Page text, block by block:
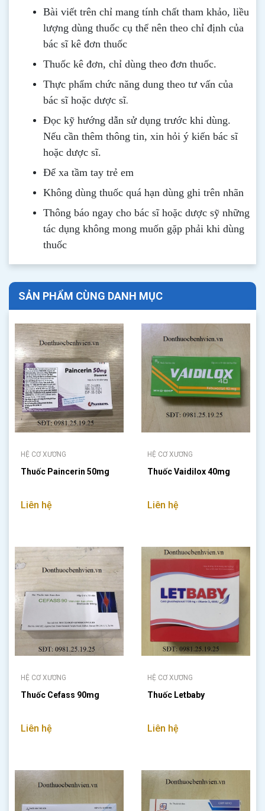
Bài viết trên chỉ mang tính chất tham khảo, liều
lượng dùng thuốc cụ thể nên theo chỉ định của
bác sĩ kê đơn thuốc
Thuốc kê đơn, chỉ dùng theo đơn thuốc.
Thực phẩm chức năng dung theo tư vấn của
bác sĩ hoặc dược sĩ.
Đọc kỹ hướng dẫn sử dụng trước khi dùng.
Nếu cần thêm thông tin, xin hỏi ý kiến bác sĩ
hoặc dược sĩ.
Để xa tầm tay trẻ em
Không dùng thuốc quá hạn dùng ghi trên nhãn
Thông báo ngay cho bác sĩ hoặc dược sỹ những
tác dụng không mong muốn gặp phải khi dùng
thuốc
SẢN PHẨM CÙNG DANH MỤC
HỆ CƠ XƯƠNG
Thuốc Paincerin 50mg
Liên hệ
HỆ CƠ XƯƠNG
Thuốc Vaidilox 40mg
Liên hệ
HỆ CƠ XƯƠNG
Thuốc Cefass 90mg
Liên hệ
HỆ CƠ XƯƠNG
Thuốc Letbaby
Liên hệ